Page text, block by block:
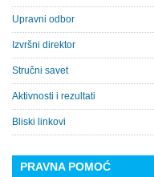
Upravni odbor
Izvršni direktor
Stručni savet
Aktivnosti i rezultati
Bliski linkovi
PRAVNA POMOĆ